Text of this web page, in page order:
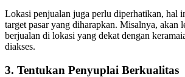
Lokasi penjualan juga perlu diperhatikan, hal
target pasar yang diharapkan. Misalnya, akan
berjualan di lokasi yang dekat dengan
diakses.
3. Tentukan Penyuplai Berkualitas